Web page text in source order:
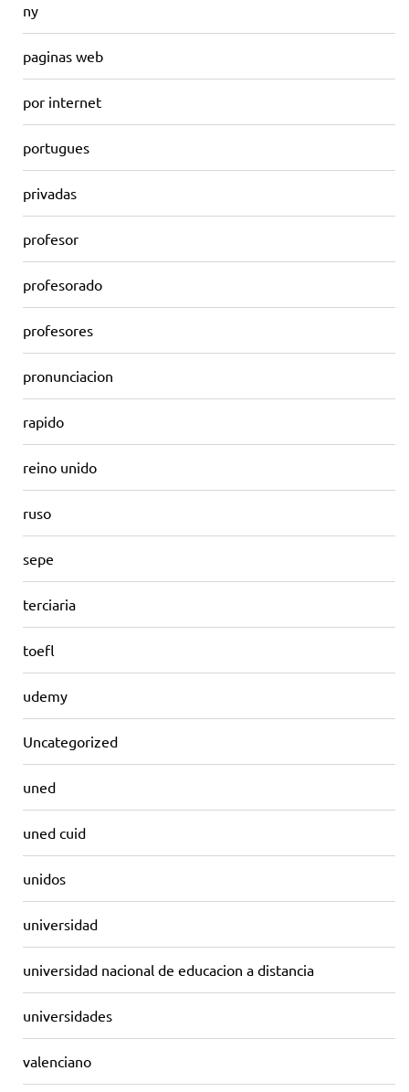
ny
paginas web
por internet
portugues
privadas
profesor
profesorado
profesores
pronunciacion
rapido
reino unido
ruso
sepe
terciaria
toefl
udemy
Uncategorized
uned
uned cuid
unidos
universidad
universidad nacional de educacion a distancia
universidades
valenciano